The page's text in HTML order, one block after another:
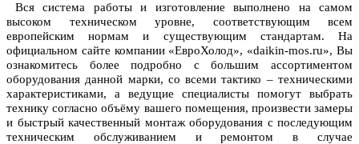
Вся система работы и изготовление выполнено на самом
высоком техническом уровне, соответствующим всем
европейским нормам и существующим стандартам. На
официальном сайте компании «ЕвроХолод», «daikin-mos.ru», Вы
ознакомитесь более подробно с большим ассортиментом
оборудования данной марки, со всеми тактико – техническими
характеристиками, а ведущие специалисты помогут выбрать
технику согласно объёму вашего помещения, произвести замеры
и быстрый качественный монтаж оборудования с последующим
техническим обслуживанием и ремонтом в случае